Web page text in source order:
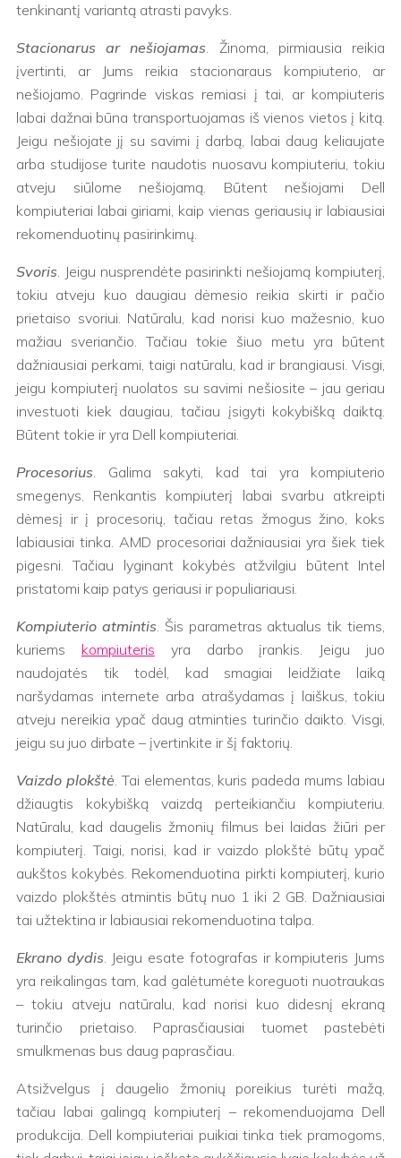
tenkinantį variantą atrasti pavyks.
Stacionarus ar nešiojamas. Žinoma, pirmiausia reikia
įvertinti, ar Jums reikia stacionaraus kompiuterio, ar
nešiojamo. Pagrinde viskas remiasi į tai, ar kompiuteris
labai dažnai būna transportuojamas iš vienos vietos į kitą.
Jeigu nešiojate jį su savimi į darbą, labai daug keliaujate
arba studijose turite naudotis nuosavu kompiuteriu, tokiu
atveju siūlome nešiojamą. Būtent nešiojami Dell
kompiuteriai labai giriami, kaip vienas geriausių ir labiausiai
rekomenduotinų pasirinkimų.
Svoris. Jeigu nusprendėte pasirinkti nešiojamą kompiuterį,
tokiu atveju kuo daugiau dėmesio reikia skirti ir pačio
prietaiso svoriui. Natūralu, kad norisi kuo mažesnio, kuo
mažiau sveriančio. Tačiau tokie šiuo metu yra būtent
dažniausiai perkami, taigi natūralu, kad ir brangiausi. Visgi,
jeigu kompiuterį nuolatos su savimi nešiosite – jau geriau
investuoti kiek daugiau, tačiau įsigyti kokybišką daiktą.
Būtent tokie ir yra Dell kompiuteriai.
Procesorius. Galima sakyti, kad tai yra kompiuterio
smegenys. Renkantis kompiuterį labai svarbu atkreipti
dėmesį ir į procesorių, tačiau retas žmogus žino, koks
labiausiai tinka. AMD procesoriai dažniausiai yra šiek tiek
pigesni. Tačiau lyginant kokybės atžvilgiu būtent Intel
pristatomi kaip patys geriausi ir populiariausi.
Kompiuterio atmintis. Šis parametras aktualus tik tiems,
kuriems kompiuteris yra darbo įrankis. Jeigu juo
naudojatės tik todėl, kad smagiai leidžiate laiką
naršydamas internete arba atrašydamas į laiškus, tokiu
atveju nereikia ypač daug atminties turinčio daikto. Visgi,
jeigu su juo dirbate – įvertinkite ir šį faktorių.
Vaizdo plokštė. Tai elementas, kuris padeda mums labiau
džiaugtis kokybišką vaizdą perteikiančiu kompiuteriu.
Natūralu, kad daugelis žmonių filmus bei laidas žiūri per
kompiuterį. Taigi, norisi, kad ir vaizdo plokštė būtų ypač
aukštos kokybės. Rekomenduotina pirkti kompiuterį, kurio
vaizdo plokštės atmintis būtų nuo 1 iki 2 GB. Dažniausiai
tai užtektina ir labiausiai rekomenduotina talpa.
Ekrano dydis. Jeigu esate fotografas ir kompiuteris Jums
yra reikalingas tam, kad galėtumėte koreguoti nuotraukas
– tokiu atveju natūralu, kad norisi kuo didesnį ekraną
turinčio prietaiso. Paprasčiausiai tuomet pastebėti
smulkmenas bus daug paprasčiau.
Atsižvelgus į daugelio žmonių poreikius turėti mažą,
tačiau labai galingą kompiuterį – rekomenduojama Dell
produkcija. Dell kompiuteriai puikiai tinka tiek pramogoms,